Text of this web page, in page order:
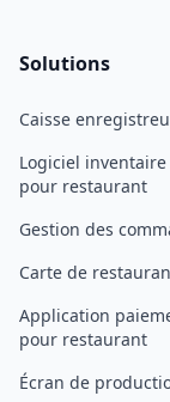
Solutions
Caisse
Logiciel inventaire
pour restaurant
Gestion des
Carte de
Application
pour restaurant
Écran de